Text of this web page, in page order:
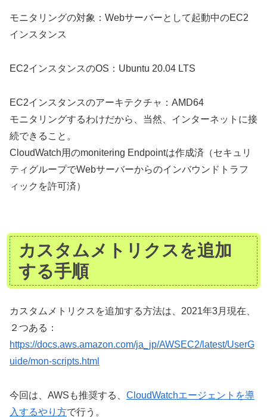
モニタリングの対象：Webサーバーとして起動中のEC2
インスタンス
EC2インスタンスのOS：Ubuntu 20.04 LTS
EC2インスタンスのアーキテクチャ：AMD64
モニタリングするわけだから、当然、インターネットに接
続できること。
CloudWatch用のmonitering Endpointは作成済（セキュリ
ティグループでWebサーバーからのインバウンドトラフ
ィックを許可済）
カスタムメトリクスを追加
する手順
カスタムメトリクスを追加する方法は、2021年3月現在、
２つある：
https://docs.aws.amazon.com/ja_jp/AWSEC2/latest/UserG
uide/mon-scripts.html
今回は、AWSも推奨する、 CloudWatchエージェントを導
入するやり方で行う。